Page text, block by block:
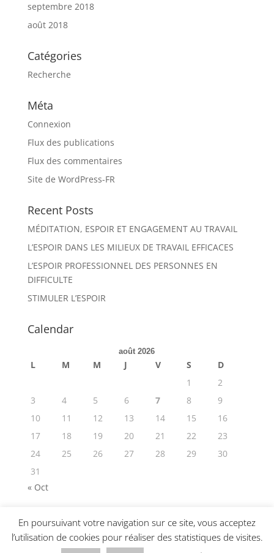
septembre 2018
août 2018
Catégories
Recherche
Méta
Connexion
Flux des publications
Flux des commentaires
Site de WordPress-FR
Recent Posts
MÉDITATION, ESPOIR ET ENGAGEMENT AU TRAVAIL
L’ESPOIR DANS LES MILIEUX DE TRAVAIL EFFICACES
L’ESPOIR PROFESSIONNEL DES PERSONNES EN
DIFFICULTE
STIMULER L’ESPOIR
Calendar
août 2026
L M M J V S
D
1
2
3
4 5 6 7 8
9
10
11 12 13 14 15
16
17
18 19 20 21 22
23
24
25 26 27 28 29
30
31
« Oct
© 2019-2025 Hopexperts • Politique de
En poursuivant votre navigation sur ce site, vous acceptez
l’utilisation de cookies pour réaliser des statistiques de visites.